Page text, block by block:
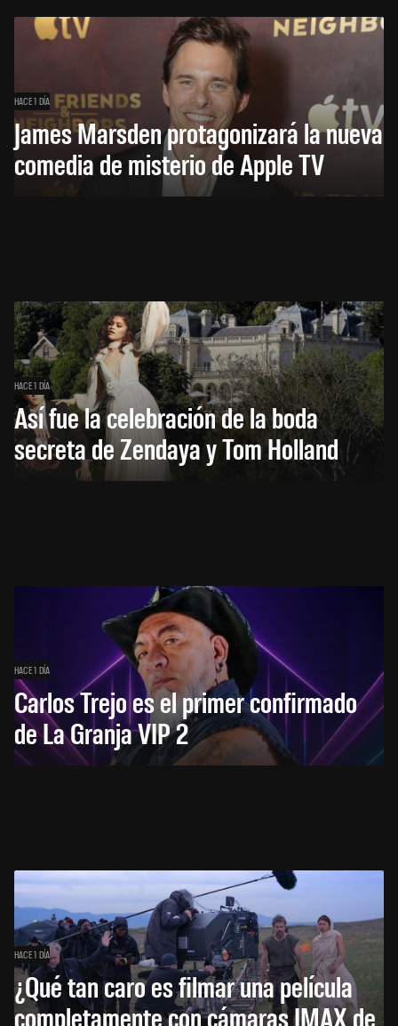
HACE 1 DÍA
James Marsden protagonizará la nueva
comedia de misterio de Apple TV
HACE 1 DÍA
Así fue la celebración de la boda
secreta de Zendaya y Tom Holland
HACE 1 DÍA
Carlos Trejo es el primer confirmado
de La Granja VIP 2
HACE 1 DÍA
¿Qué tan caro es filmar una película
completamente con cámaras IMAX de